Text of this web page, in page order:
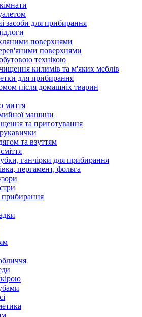
засоби для прибирання
поверхнями
поверхнями
технікою
килимів та м'яких меблів
для прибирання
після домашніх тварин
миття
машини
та приготування
та взуттям
ганчірки для прибирання
пергамент, фольга